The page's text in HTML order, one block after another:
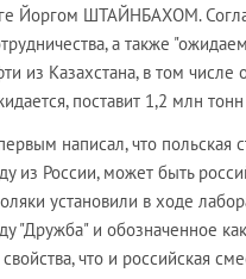
Йоргом ШТАЙНБАХОМ.
а также
из Казахстана, в том
поставит 1,2 млн
написал, что польская
из России, может быть
установили в ходе
"Дружба" и обозначенное
что и российская